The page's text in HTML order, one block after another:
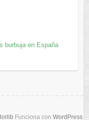
burbuja en España
Funciona con WordPress